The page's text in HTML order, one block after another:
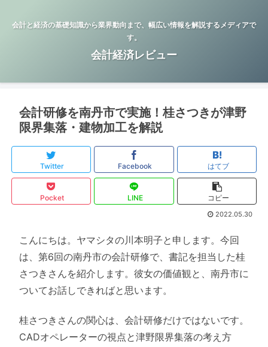
会計と経済の基礎知識から業界動向まで、幅広い情報を解説するメディアで
す。
会計経済レビュー
会計研修を南丹市で実施！桂さつきが津野
限界集落・建物加工を解説
Twitter Facebook はてブ
Pocket LINE コピー
2022.05.30
こんにちは。ヤマシタの川本明子と申します。今回
は、第6回の南丹市の会計研修で、書記を担当した桂
さつきさんを紹介します。彼女の価値観と、南丹市に
ついてお話しできればと思います。
桂さつきさんの関心は、会計研修だけではないです。
CADオペレーターの視点と津野限界集落の考え方